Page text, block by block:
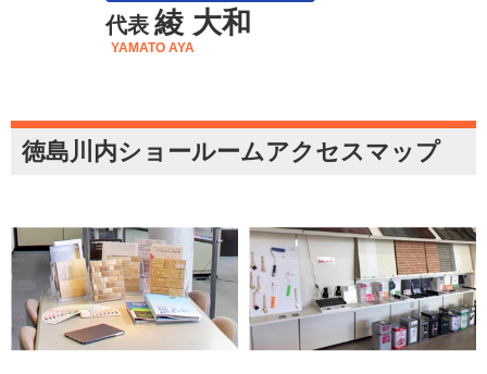
代表 綾 大和
YAMATO AYA
徳島川内ショールームアクセスマップ